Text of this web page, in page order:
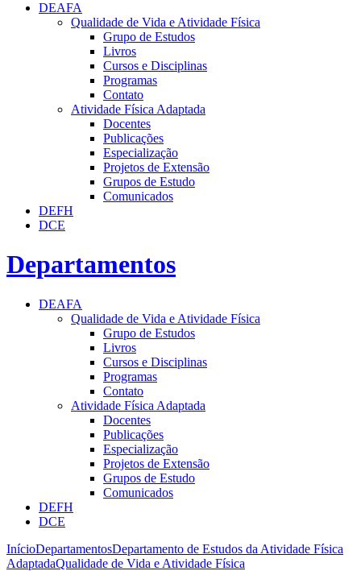
DEAFA
Qualidade de Vida e Atividade Física
Grupo de Estudos
Livros
Cursos e Disciplinas
Programas
Contato
Atividade Física Adaptada
Docentes
Publicações
Especialização
Projetos de Extensão
Grupos de Estudo
Comunicados
DEFH
DCE
Departamentos
DEAFA
Qualidade de Vida e Atividade Física
Grupo de Estudos
Livros
Cursos e Disciplinas
Programas
Contato
Atividade Física Adaptada
Docentes
Publicações
Especialização
Projetos de Extensão
Grupos de Estudo
Comunicados
DEFH
DCE
InícioDepartamentosDepartamento de Estudos da Atividade Física
AdaptadaQualidade de Vida e Atividade Física